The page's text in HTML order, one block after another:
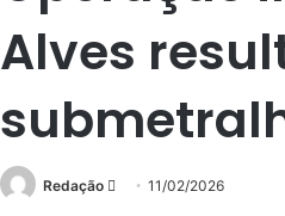
Alves
Redação
Mande11/02/2026